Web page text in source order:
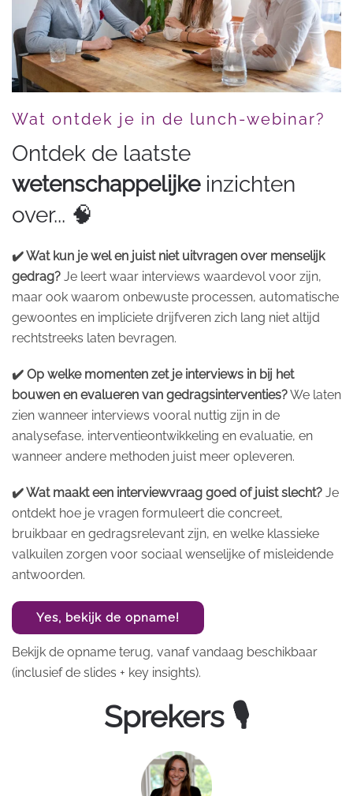
Wat ontdek je in de lunch-webinar?
Ontdek de laatste
wetenschappelijkeinzichten
over... 🧠
✔️ Wat kun je wel en juist niet uitvragen over menselijk
gedrag? Je leert waar interviews waardevol voor zijn,
maar ook waarom onbewuste processen, automatische
gewoontes en impliciete drijfveren zich lang niet altijd
rechtstreeks laten bevragen.
✔️ Op welke momenten zet je interviews in bij het
bouwen en evalueren van gedragsinterventies?We laten
zien wanneer interviews vooral nuttig zijn in de
analysefase, interventieontwikkeling en evaluatie, en
wanneer andere methoden juist meer opleveren.
✔️ Wat maakt een interviewvraag goed of juist slecht? Je
ontdekt hoe je vragen formuleert die concreet,
bruikbaar en gedragsrelevant zijn, en welke klassieke
valkuilen zorgen voor sociaal wenselijke of misleidende
antwoorden.
Yes, bekijk de opname!
Bekijk de opname terug, vanaf vandaag beschikbaar
(inclusief de slides + key insights).
Sprekers 🎙